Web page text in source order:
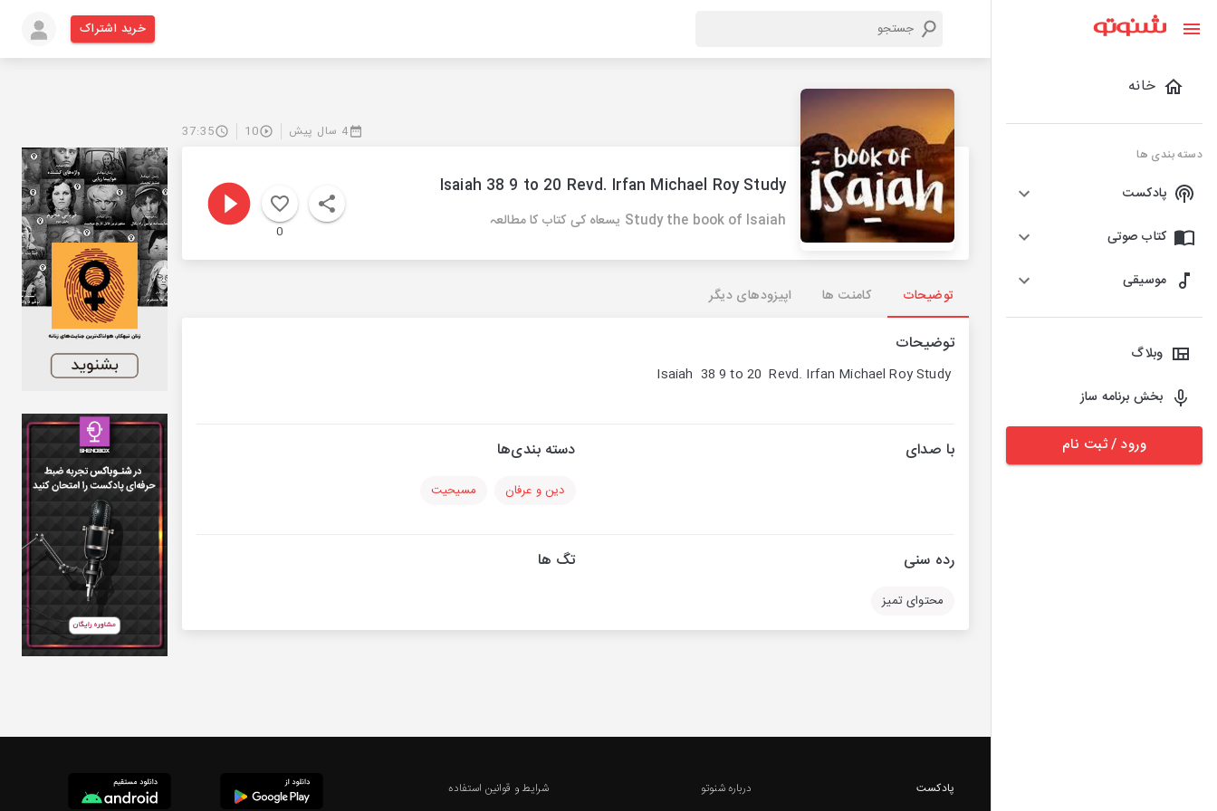
خانه
دسته بندی ها
پادکست
کتاب صوتی
موسیقی
وبلاگ
بخش برنامه ساز
ورود / ثبت نام
خرید اشتراک
4 سال پیش 10
37:35
Isaiah 38 9 to 20 Revd. Irfan Michael Roy Study
Study the book of Isaiah یسعاہ کی کتاب کا مطالعہ
0
توضیحات کامنت ها اپیزودهای دیگر
توضیحات
Isaiah 38 9 to 20 Revd. Irfan Michael Roy Study
با صدای دسته بندی‌ها
دین و عرفان مسیحیت
رده سنی
محتوای تمیز
تگ ها
پادکست
درباره شنوتو
شرایط و قوانین استفاده